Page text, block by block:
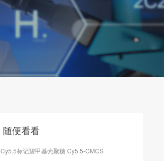
随便看看
Cy5.5标记羧甲基壳聚糖 Cy5.5-CMCS